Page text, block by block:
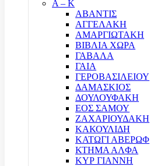
Α – Κ
ΑΒΑΝΤΙΣ
ΑΓΓΕΛΑΚΗ
ΑΜΑΡΓΙΩΤΑΚΗ
ΒΙΒΛΙΑ ΧΩΡΑ
ΓΑΒΑΛΑ
ΓΑΙΑ
ΓΕΡΟΒΑΣΙΛΕΙΟΥ
ΔΑΜΑΣΚΙΟΣ
ΔΟΥΛΟΥΦΑΚΗ
ΕΟΣ ΣΑΜΟΥ
ΖΑΧΑΡΙΟΥΔΑΚΗ
ΚΑΚΟΥΛΙΔΗ
ΚΑΤΩΓΙ ΑΒΕΡΩΦ
ΚΤΗΜΑ ΑΛΦΑ
ΚΥΡ ΓΙΑΝΝΗ